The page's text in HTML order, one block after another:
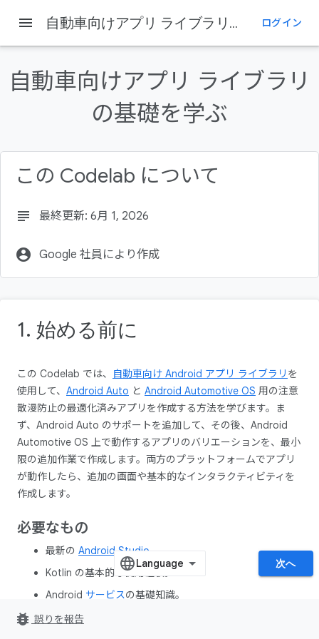
Android Developers
1. 始める前に
必要なもの
作成するアプリの概要
menu 自動車向けアプリ ライブラリの基礎を学ぶ ログイン
自動車向けアプリ ライブラリ
の基礎を学ぶ
この Codelab について
subject 最終更新: 6月 1, 2026
account_circle Google 社員により作成
1. 始める前に
この Codelab では、 自動車向け Android アプリ ライブラリ を
使用して、 Android Auto と Android Automotive OS 用の注意
散漫防止の最適化済みアプリを作成する方法を学びます。ま
ず、Android Auto のサポートを追加して、その後、Android
Automotive OS 上で動作するアプリのバリエーションを、最小
限の追加作業で作成します。両方のプラットフォームでアプリ
が動作したら、追加の画面や基本的なインタラクティビティを
作成します。
必要なもの
最新の Android Studio
Kotlin の基本的な使用経験。
Android サービスの基礎知識。
Android 仮想デバイスを作成
次へ
bug_report 誤りを報告